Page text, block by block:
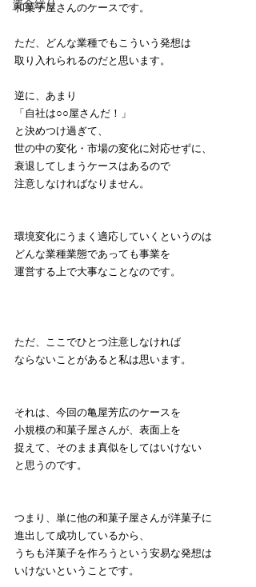
資金繰り
和菓子屋さんのケースです。
ただ、どんな業種でもこういう発想は
取り入れられるのだと思います。
逆に、あまり
「自社は○○屋さんだ！」
と決めつけ過ぎて、
世の中の変化・市場の変化に対応せずに、
衰退してしまうケースはあるので
注意しなければなりません。
環境変化にうまく適応していくというのは
どんな業種業態であっても事業を
運営する上で大事なことなのです。
ただ、ここでひとつ注意しなければ
ならないことがあると私は思います。
それは、今回の亀屋芳広のケースを
小規模の和菓子屋さんが、表面上を
捉えて、そのまま真似をしてはいけない
と思うのです。
つまり、単に他の和菓子屋さんが洋菓子に
進出して成功しているから、
うちも洋菓子を作ろうという安易な発想は
いけないということです。